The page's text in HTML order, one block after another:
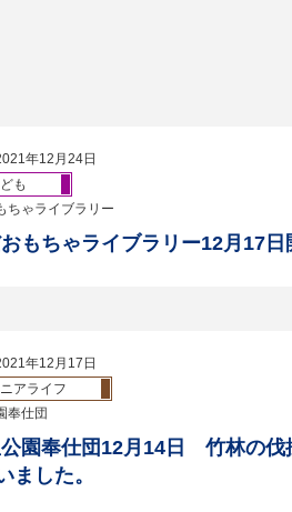
年12月24日
も
ちゃライブラリー
もちゃライブラリー12月17
年12月17日
アライフ
奉仕団
園奉仕団12月14日 竹林の伐
ました。